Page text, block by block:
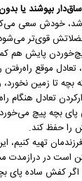
بپوشند یا
خودش سعی
قوی‌تر
پایش هم
موقع راه‌رفتن
تا زمین نخورد،
تعادل هنگام
بچه پیچ
را حفظ کند.
تهیه كنیم،
است در درازمدت
کفش ساده پای